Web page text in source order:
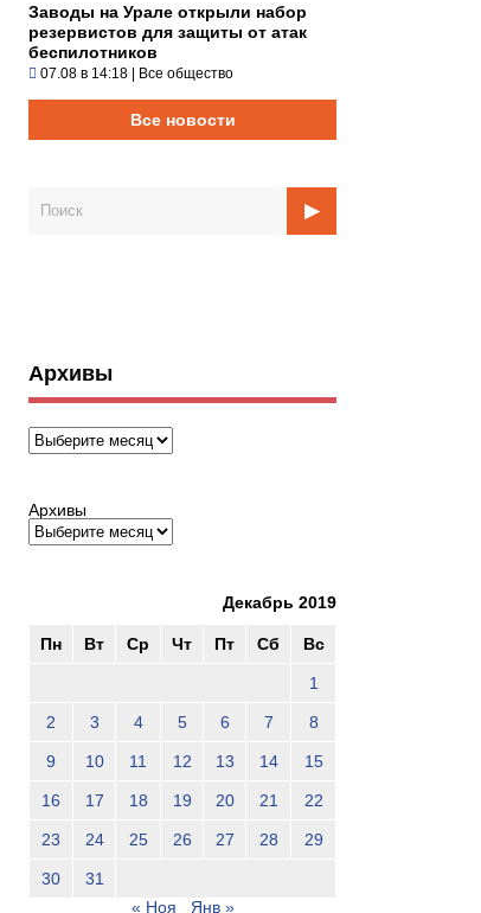
Заводы на Урале открыли набор
резервистов для защиты от атак
беспилотников
07.08 в 14:18 | Все общество
Все новости
Архивы
Архивы
Архивы
Декабрь 2019
Пн Вт Ср Чт Пт Сб Вс
1
2 3 4 5 6 7 8
9 10 11 12 13 14 15
16 17 18 19 20 21 22
23 24 25 26 27 28 29
30
31
« Ноя
Янв »